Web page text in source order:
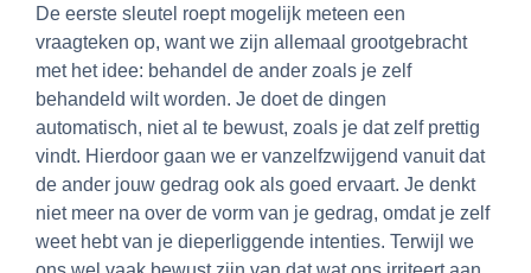
De eerste sleutel roept mogelijk meteen een
vraagteken op, want we zijn allemaal grootgebracht
met het idee: behandel de ander zoals je zelf
behandeld wilt worden. Je doet de dingen
automatisch, niet al te bewust, zoals je dat zelf prettig
vindt. Hierdoor gaan we er vanzelfzwijgend vanuit dat
de ander jouw gedrag ook als goed ervaart. Je denkt
niet meer na over de vorm van je gedrag, omdat je zelf
weet hebt van je dieperliggende intenties. Terwijl we